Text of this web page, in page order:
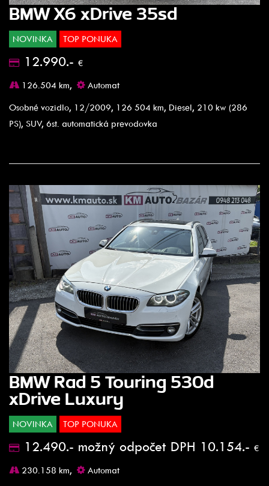
BMW X6 xDrive 35sd
NOVINKA TOP PONUKA
12.990.- €
126.504 km,
Automat
Osobné vozidlo, 12/2009, 126 504 km, Diesel, 210 kw (286
PS), SUV, 6st. automatická prevodovka
BMW Rad 5 Touring 530d
xDrive Luxury
NOVINKA TOP PONUKA
12.490.- možný odpočet DPH 10.154.- €
230.158 km,
Automat